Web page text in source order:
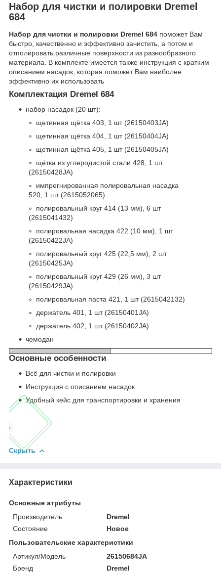
Набор для чистки и полировки Dremel
684
Набор для чистки и полировки Dremel 684 поможет Вам
быстро, качественно и эффективно зачистить, а потом и
отполировать различные поверхности из разнообразного
материала. В комплекте имеется также инструкция с кратким
описанием насадок, которая поможет Вам наиболее
эффективно их использовать
Комплектация Dremel 684
набор насадок (20 шт):
щетинная щётка 403, 1 шт (26150403JA)
щетинная щётка 404, 1 шт (26150404JA)
щетинная щётка 405, 1 шт (26150405JA)
щётка из углеродистой стали 428, 1 шт
(26150428JA)
импрегнированная полировальная насадка
520, 1 шт (2615052065)
полировальный круг 414 (13 мм), 6 шт
(2615041432)
полировальная насадка 422 (10 мм), 1 шт
(26150422JA)
полировальный круг 425 (22,5 мм), 2 шт
(26150425JA)
полировальный круг 429 (26 мм), 3 шт
(26150429JA)
полировальная паста 421, 1 шт (2615042132)
держатель 401, 1 шт (26150401JA)
держатель 402, 1 шт (26150402JA)
чемодан
Основные особенности
Всё для чистки и полировки
Инструкция с описанием насадок
Удобный кейс для транспортировки и хранения
Скрыть
Характеристики
Основные атрибуты
Производитель
Dremel
Состояние
Новое
Пользовательские характеристики
Артикул/Модель
26150684JA
Бренд
Dremel